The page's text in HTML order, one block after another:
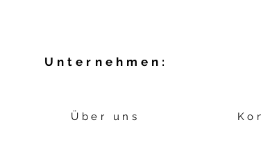
Unternehmen:
Über uns